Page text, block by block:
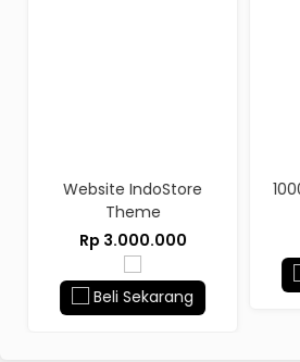
Website IndoStore
Theme
Rp 3.000.000
Beli Sekarang